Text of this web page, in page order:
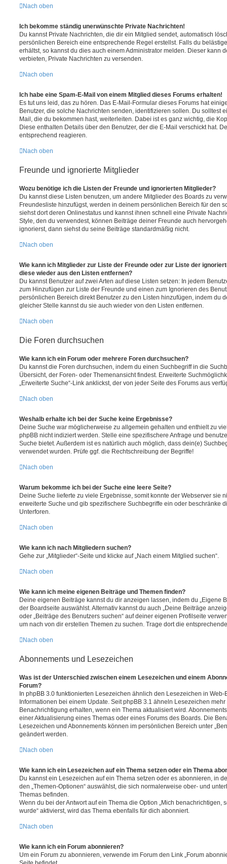
Nach oben
Ich bekomme ständig unerwünschte Private Nachrichten!
Du kannst Private Nachrichten, die dir ein Mitglied sendet, automatisch
persönlichen Bereich eine entsprechende Regel erstellst. Falls du
erhältst, so kannst du dies auch einem Administrator melden. Dieser kann
verbieten, Private Nachrichten zu versenden.
Nach oben
Ich habe eine Spam-E-Mail von einem Mitglied dieses Forums erhalten!
Es tut uns leid, das zu hören. Das E-Mail-Formular dieses Forums hat
Benutzer, die solche Nachrichten senden, identifizieren sollen. Du solltest
Mail, die du bekommen hast, weiterleiten. Dabei ist es ganz wichtig, die
Diese enthalten Details über den Benutzer, der die E-Mail verschickt hat.
entsprechend reagieren.
Nach oben
Freunde und ignorierte Mitglieder
Wozu benötige ich die Listen der Freunde und ignorierten Mitglieder?
Du kannst diese Listen benutzen, um andere Mitglieder des Boards zu
Freundesliste hinzufügst, werden in deinem persönlichen Bereich für den
siehst dort deren Onlinestatus und kannst ihnen schnell eine Private
Style, den du verwendest, können Beiträge deiner Freunde auch
ignorierst, dann siehst du seine Beiträge standardmäßig nicht.
Nach oben
Wie kann ich Mitglieder zur Liste der Freunde oder zur Liste der
diese wieder aus den Listen entfernen?
Du kannst Benutzer auf zwei Arten auf diese Listen setzen: In jedem
zum Hinzufügen zur Liste der Freunde und einen zum Ignorieren des
persönlichen Bereich direkt Benutzer zu den Listen hinzufügen, indem du
gleicher Stelle kannst du sie auch wieder von den Listen entfernen.
Nach oben
Die Foren durchsuchen
Wie kann ich ein Forum oder mehrere Foren durchsuchen?
Du kannst die Foren durchsuchen, indem du einen Suchbegriff in die
Übersicht, der Foren- oder Themenansicht findest. Erweiterte
„Erweiterte Suche“-Link anklickst, der von jeder Seite des Forums aus
Nach oben
Weshalb erhalte ich bei der Suche keine Ergebnisse?
Deine Suche war möglicherweise zu allgemein gehalten und enthielt zu
phpBB nicht indiziert werden. Stelle eine spezifischere Anfrage und
Suche bietet. Außerdem ist es natürlich auch möglich, dass dein(e)
verwendet wurden. Prüfe ggf. die Rechtschreibung der Begriffe!
Nach oben
Warum bekomme ich bei der Suche eine leere Seite?
Deine Suche lieferte zu viele Ergebnisse, somit konnte der Webserver sie
erweiterte Suche und gib spezifischere Suchbegriffe ein oder beschränke
Unterforen.
Nach oben
Wie kann ich nach Mitgliedern suchen?
Gehe zur „Mitglieder“-Seite und klicke auf „Nach einem Mitglied suchen“.
Nach oben
Wie kann ich meine eigenen Beiträge und Themen finden?
Deine eigenen Beiträge kannst du dir anzeigen lassen, indem du „Eigene
der Boardseite auswählst. Alternativ kannst du auch „Deine Beiträge
oder „Beiträge des Benutzers suchen“ auf deiner eigenen Profilseite
um nach von dir erstellen Themen zu suchen. Trage dort die
Nach oben
Abonnements und Lesezeichen
Was ist der Unterschied zwischen einem Lesezeichen und einem
Forum?
In phpBB 3.0 funktionierten Lesezeichen ähnlich den Lesezeichen in
Informationen bei einem Update. Seit phpBB 3.1 ähneln Lesezeichen
Benachrichtigung erhalten, wenn ein Thema aktualisiert wird.
einer Aktualisierung eines Themas oder eines Forums des Boards. Die
Lesezeichen und Abonnements können im persönlichen Bereich unter
geändert werden.
Nach oben
Wie kann ich ein Lesezeichen auf ein Thema setzen oder ein Thema
Du kannst ein Lesezeichen auf ein Thema setzen oder es abonnieren, in
den „Themen-Optionen“ auswählst, die sich normalerweise ober- und
Themas befinden.
Wenn du bei der Antwort auf ein Thema die Option „Mich benachrichtigen,
wurde“ aktivierst, wird das Thema ebenfalls für dich abonniert.
Nach oben
Wie kann ich ein Forum abonnieren?
Um ein Forum zu abonnieren, verwende im Forum den Link „Forum